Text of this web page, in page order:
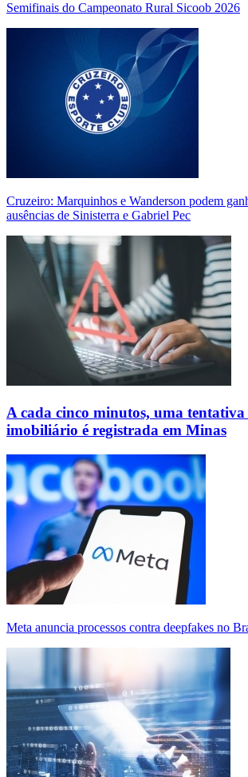
Semifinais do Campeonato Rural Sicoob 2026
Cruzeiro: Marquinhos e Wanderson podem
ausências de Sinisterra e Gabriel Pec
A cada cinco minutos, uma tentativa
imobiliário é registrada em Minas
Meta anuncia processos contra deepfakes no